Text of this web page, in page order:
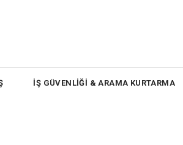
İŞ GÜVENLİĞİ & ARAMA KURTARMA